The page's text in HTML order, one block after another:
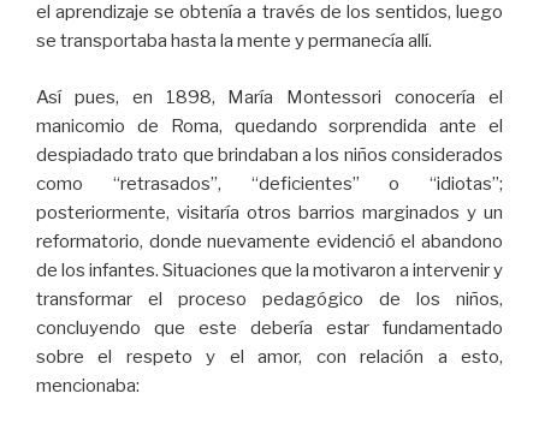
el aprendizaje se obtenía a través de los sentidos, luego
se transportaba hasta la mente y permanecía allí.
Así pues, en 1898, María Montessori conocería el
manicomio de Roma, quedando sorprendida ante el
despiadado trato que brindaban a los niños considerados
como “retrasados”, “deficientes” o “idiotas”;
posteriormente, visitaría otros barrios marginados y un
reformatorio, donde nuevamente evidenció el abandono
de los infantes. Situaciones que la motivaron a intervenir y
transformar el proceso pedagógico de los niños,
concluyendo que este debería estar fundamentado
sobre el respeto y el amor, con relación a esto,
mencionaba: